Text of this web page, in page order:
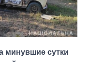
минувшие сутки